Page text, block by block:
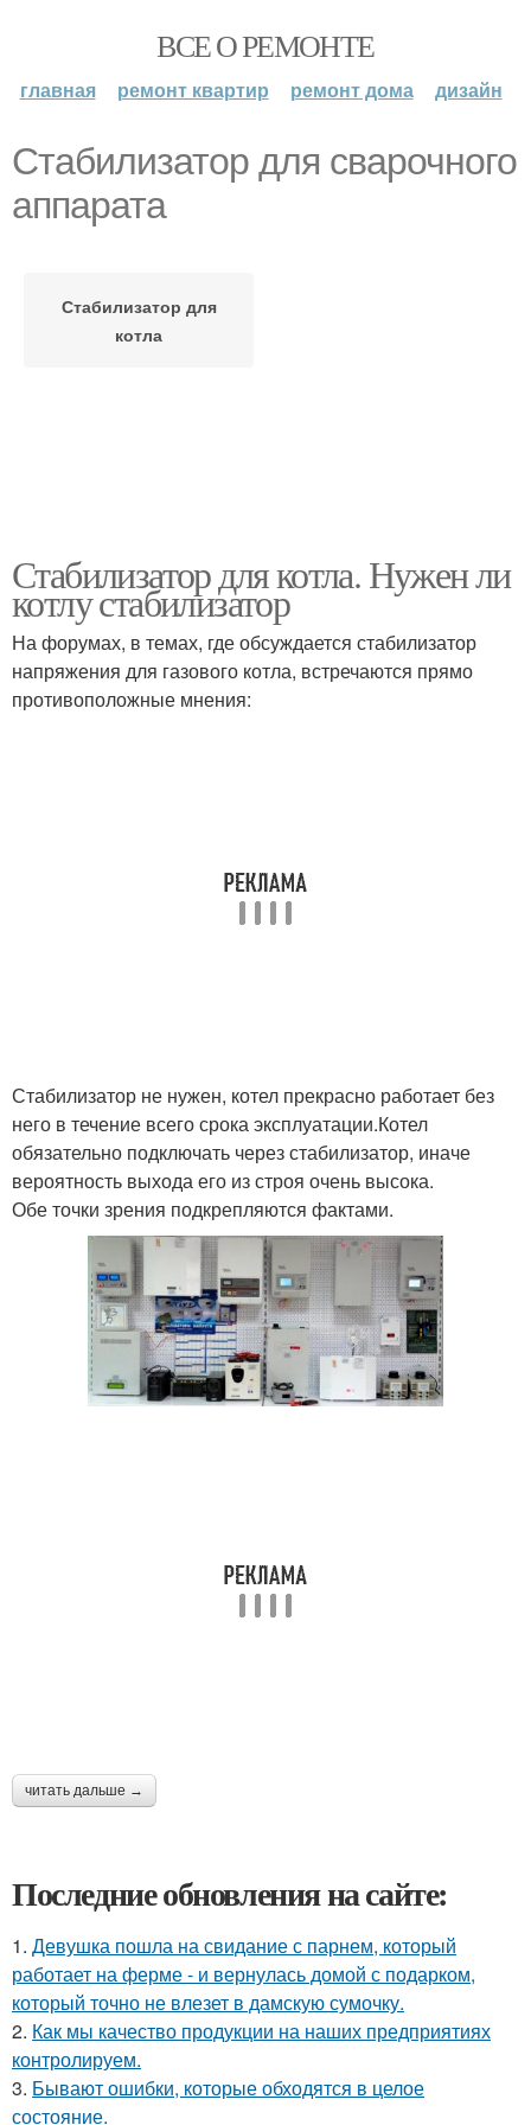
ВСЕ О РЕМОНТЕ
главная ремонт квартир ремонт дома дизайн
Стабилизатор для сварочного
аппарата
Стабилизатор для
котла
Стабилизатор для котла. Нужен ли
котлу стабилизатор
На форумах, в темах, где обсуждается стабилизатор
напряжения для газового котла, встречаются прямо
противоположные мнения:
Стабилизатор не нужен, котел прекрасно работает без
него в течение всего срока эксплуатации.Котел
обязательно подключать через стабилизатор, иначе
вероятность выхода его из строя очень высока.
Обе точки зрения подкрепляются фактами.
читать дальше →
Последние обновления на сайте:
1. Девушка пошла на свидание с парнем, который
работает на ферме - и вернулась домой с подарком,
который точно не влезет в дамскую сумочку.
2. Как мы качество продукции на наших предприятиях
контролируем.
3. Бывают ошибки, которые обходятся в целое
состояние.